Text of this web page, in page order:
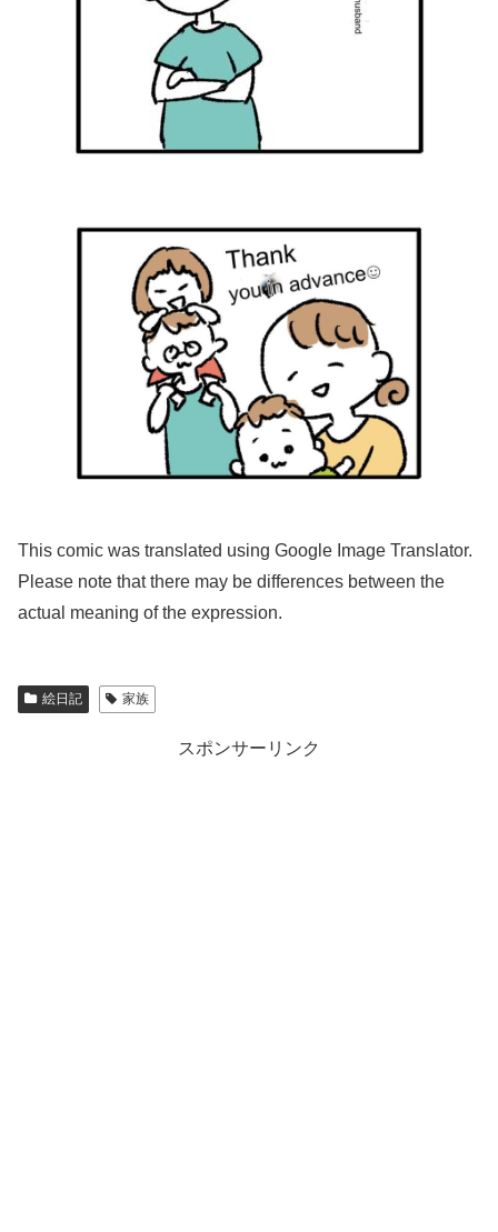
This comic was translated using Google Image Translator.
Please note that there may be differences between the
actual meaning of the expression.
絵日記 家族
スポンサーリンク